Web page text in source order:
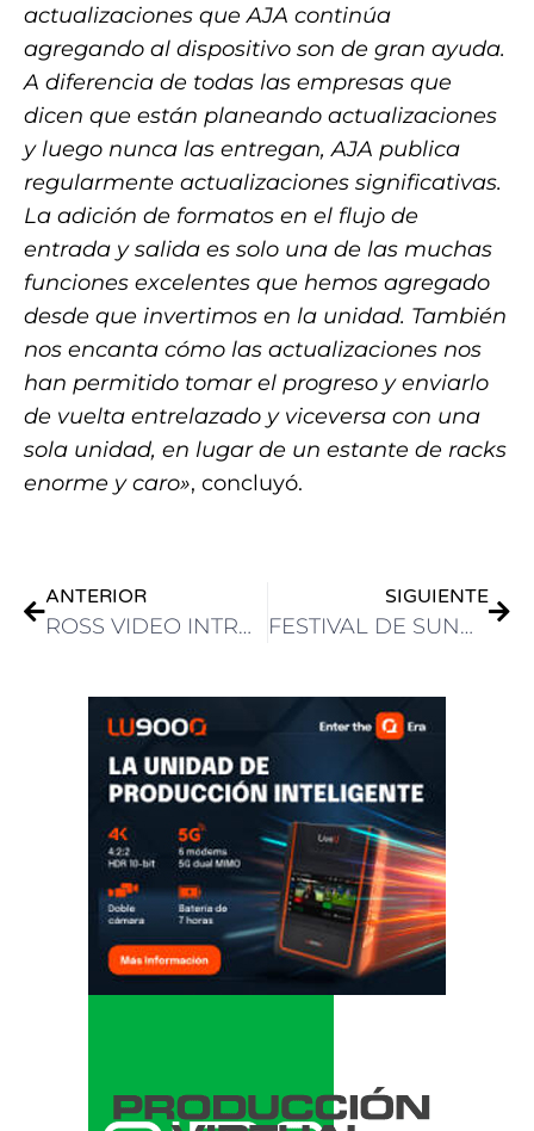
actualizaciones que AJA continúa
agregando al dispositivo son de gran ayuda.
A diferencia de todas las empresas que
dicen que están planeando actualizaciones
y luego nunca las entregan, AJA publica
regularmente actualizaciones significativas.
La adición de formatos en el flujo de
entrada y salida es solo una de las muchas
funciones excelentes que hemos agregado
desde que invertimos en la unidad. También
nos encanta cómo las actualizaciones nos
han permitido tomar el progreso y enviarlo
de vuelta entrelazado y viceversa con una
sola unidad, en lugar de un estante de racks
enorme y caro», concluyó.
ANTERIOR
ROSS VIDEO INTRODUCE TOUCHDRIVE, PANELES DE CONTROL DE PRÓXIMA GENERACIÓN
SIGUIENTE
FESTIVAL DE SUNDANCE: MÁS DE 35 PROYECTOS CREADOS CON PRODUCTOS DE BLACKMAGIC